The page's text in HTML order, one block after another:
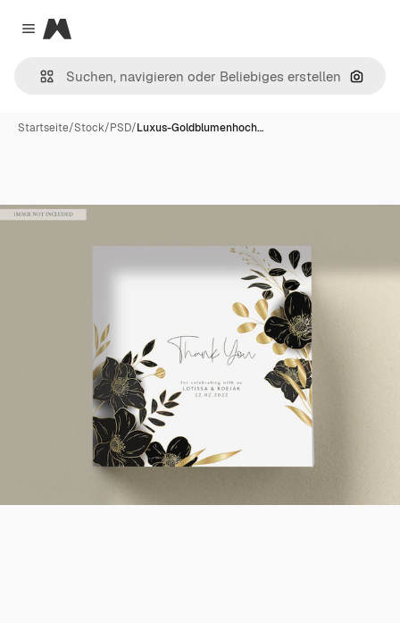
Close menu
Magnific
Nach
Startseite/Stock/PSD/Luxus-Goldblumenhoch…